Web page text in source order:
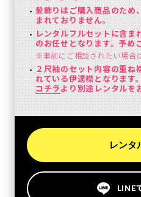
髪飾りはご購入商品のため
まれておりません。
レンタルフルセットに含
のお任せとなります。予め
※事前にご相談されたい場合
２尺袖のセット内容の重ね
れている伊達襟となります
コチラ より別途レンタルを
レンタ
LINE